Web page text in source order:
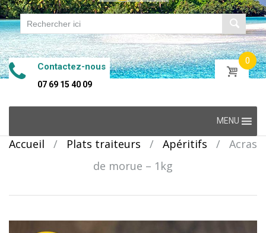
Contactez-nous
07 69 15 40 09
0
content
MENU
Accueil / Plats traiteurs / Apéritifs /
Acras
de morue – 1kg